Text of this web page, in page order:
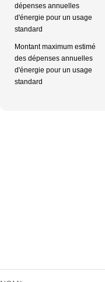
dépenses annuelles
d'énergie pour un usage
standard
Montant maximum estimé
des dépenses annuelles
d'énergie pour un usage
standard